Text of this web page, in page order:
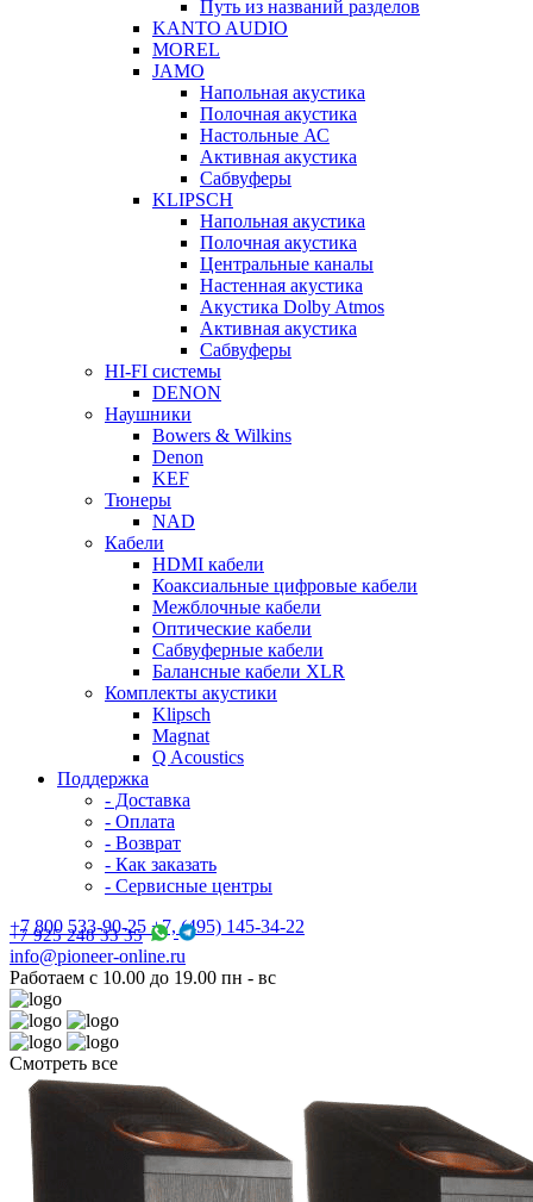
Путь из названий разделов
KANTO AUDIO
MOREL
JAMO
Напольная акустика
Полочная акустика
Настольные АС
Активная акустика
Сабвуферы
KLIPSCH
Напольная акустика
Полочная акустика
Центральные каналы
Настенная акустика
Акустика Dolby Atmos
Активная акустика
Сабвуферы
HI-FI системы
DENON
Наушники
Bowers & Wilkins
Denon
KEF
Тюнеры
NAD
Кабели
HDMI кабели
Коаксиальные цифровые кабели
Межблочные кабели
Оптические кабели
Сабвуферные кабели
Балансные кабели XLR
Комплекты акустики
Klipsch
Magnat
Q Acoustics
Поддержка
- Доставка
- Оплата
- Возврат
- Как заказать
- Сервисные центры
+7 800 533-90-25 +7, (495) 145-34-22
+7 925 248 33 35
info@pioneer-online.ru
Работаем с 10.00 до 19.00 пн - вс
Смотреть все